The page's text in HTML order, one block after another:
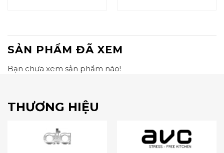
SẢN PHẨM ĐÃ XEM
Bạn chưa xem sản phẩm nào!
THƯƠNG HIỆU